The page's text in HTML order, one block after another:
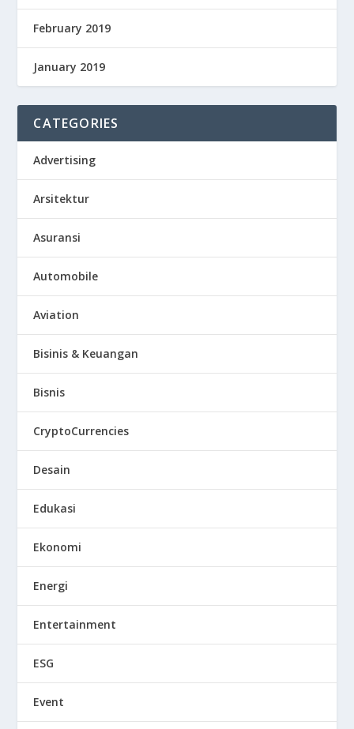
February 2019
January 2019
CATEGORIES
Advertising
Arsitektur
Asuransi
Automobile
Aviation
Bisinis & Keuangan
Bisnis
CryptoCurrencies
Desain
Edukasi
Ekonomi
Energi
Entertainment
ESG
Event